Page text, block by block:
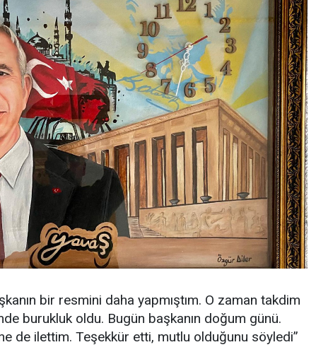
bir resmini daha yapmıştım. O zaman takdim
burukluk oldu. Bugün başkanın doğum günü.
de ilettim. Teşekkür etti, mutlu olduğunu söyledi”